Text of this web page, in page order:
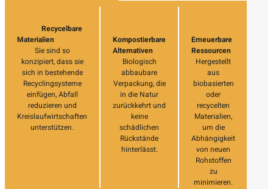
Recycelbare
Materialien
Sie sind so
konzipiert, dass sie
sich in bestehende
Recyclingsysteme
einfügen, Abfall
reduzieren und
Kreislaufwirtschaften
unterstützen.
Kompostierbare
Alternativen
Biologisch
abbaubare
Verpackung, die
in die Natur
zurückkehrt und
keine
schädlichen
Rückstände
hinterlässt.
Erneuerbare
Ressourcen
Hergestellt
aus
biobasierten
oder
recycelten
Materialien,
um die
Abhängigkeit
von neuen
Rohstoffen
zu
minimieren.